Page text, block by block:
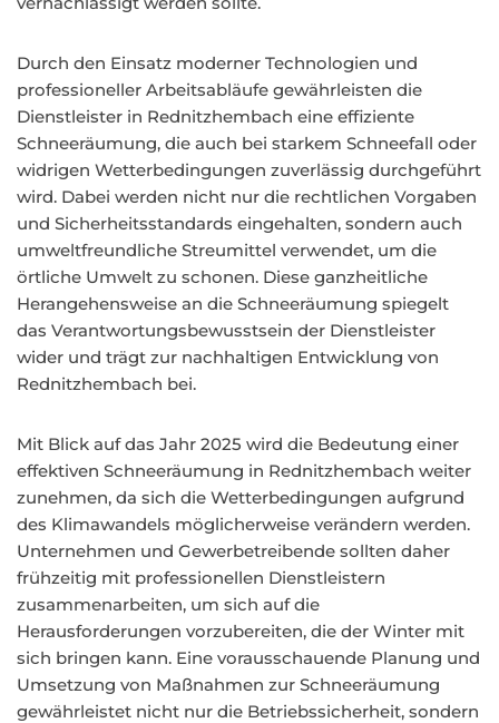
Durch den Einsatz moderner Technologien und
professioneller Arbeitsabläufe gewährleisten die
Dienstleister in Rednitzhembach eine effiziente
Schneeräumung, die auch bei starkem Schneefall oder
widrigen Wetterbedingungen zuverlässig durchgeführt
wird. Dabei werden nicht nur die rechtlichen Vorgaben
und Sicherheitsstandards eingehalten, sondern auch
umweltfreundliche Streumittel verwendet, um die
örtliche Umwelt zu schonen. Diese ganzheitliche
Herangehensweise an die Schneeräumung spiegelt
das Verantwortungsbewusstsein der Dienstleister
wider und trägt zur nachhaltigen Entwicklung von
Rednitzhembach bei.
Mit Blick auf das Jahr 2025 wird die Bedeutung einer
effektiven Schneeräumung in Rednitzhembach weiter
zunehmen, da sich die Wetterbedingungen aufgrund
des Klimawandels möglicherweise verändern werden.
Unternehmen und Gewerbetreibende sollten daher
frühzeitig mit professionellen Dienstleistern
zusammenarbeiten, um sich auf die
Herausforderungen vorzubereiten, die der Winter mit
sich bringen kann. Eine vorausschauende Planung und
Umsetzung von Maßnahmen zur Schneeräumung
gewährleistet nicht nur die Betriebssicherheit, sondern